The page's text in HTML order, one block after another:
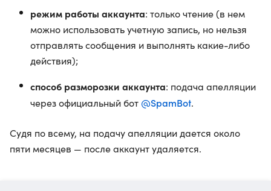
режим работы аккаунта: только чтение (в нем
можно использовать учетную запись, но нельзя
отправлять сообщения и выполнять какие-либо
действия);
способ разморозки аккаунта: подача апелляции
через официальный бот @SpamBot.
Судя по всему, на подачу апелляции дается около
пяти месяцев — после аккаунт удаляется.